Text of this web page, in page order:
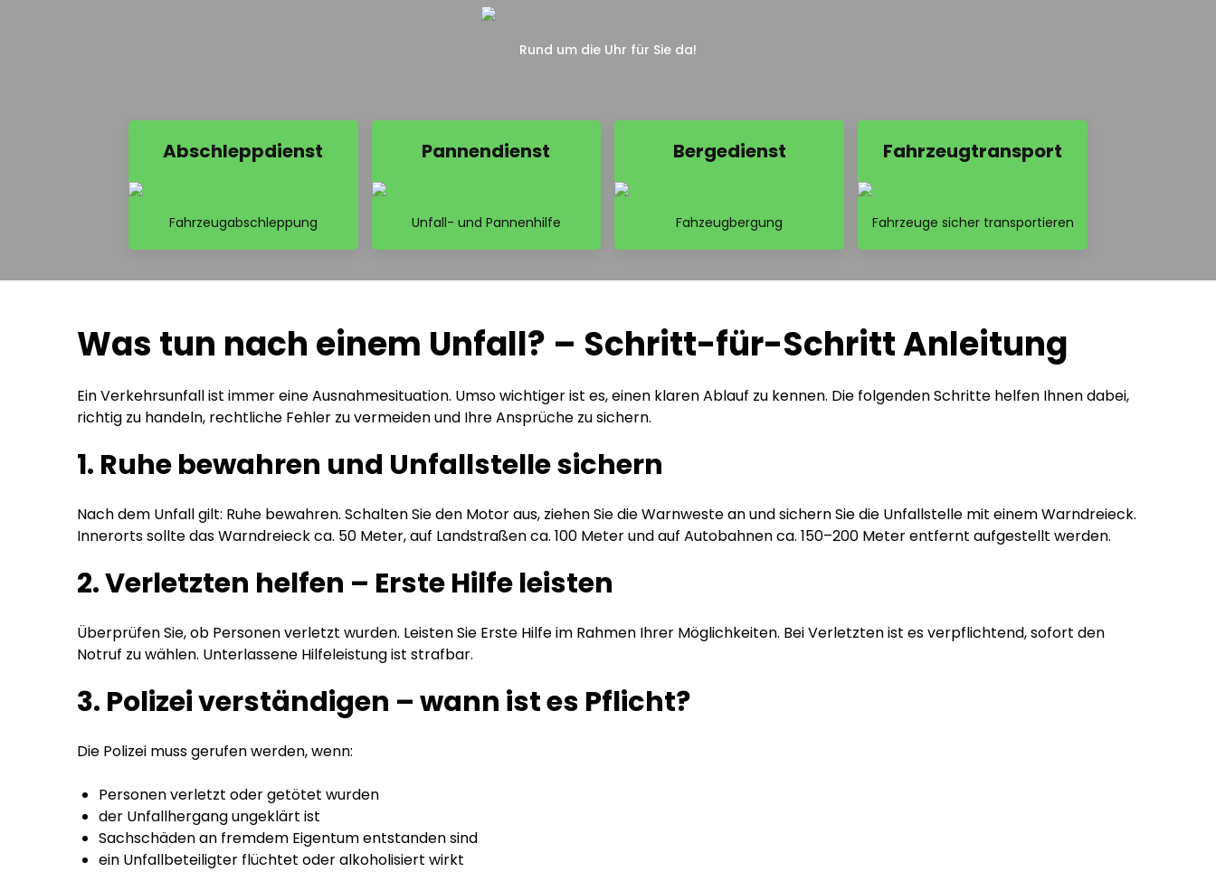
Rund um die Uhr für Sie da!
Abschleppdienst
Fahrzeugabschleppung
Pannendienst
Unfall- und Pannenhilfe
Bergedienst
Fahzeugbergung
Fahrzeugtransport
Fahrzeuge sicher transportieren
Was tun nach einem Unfall? – Schritt-für-Schritt Anleitung
Ein Verkehrsunfall ist immer eine Ausnahmesituation. Umso wichtiger ist es, einen klaren Ablauf zu kennen. Die folgenden Schritte helfen Ihnen dabei,
richtig zu handeln, rechtliche Fehler zu vermeiden und Ihre Ansprüche zu sichern.
1. Ruhe bewahren und Unfallstelle sichern
Nach dem Unfall gilt: Ruhe bewahren. Schalten Sie den Motor aus, ziehen Sie die Warnweste an und sichern Sie die Unfallstelle mit einem Warndreieck.
Innerorts sollte das Warndreieck ca. 50 Meter, auf Landstraßen ca. 100 Meter und auf Autobahnen ca. 150–200 Meter entfernt aufgestellt werden.
2. Verletzten helfen – Erste Hilfe leisten
Überprüfen Sie, ob Personen verletzt wurden. Leisten Sie Erste Hilfe im Rahmen Ihrer Möglichkeiten. Bei Verletzten ist es verpflichtend, sofort den
Notruf zu wählen. Unterlassene Hilfeleistung ist strafbar.
3. Polizei verständigen – wann ist es Pflicht?
Die Polizei muss gerufen werden, wenn:
Personen verletzt oder getötet wurden
der Unfallhergang ungeklärt ist
Sachschäden an fremdem Eigentum entstanden sind
ein Unfallbeteiligter flüchtet oder alkoholisiert wirkt